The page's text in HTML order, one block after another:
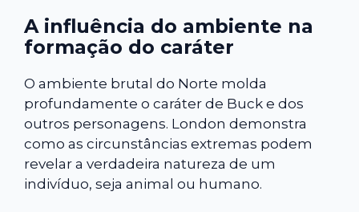
A influência do ambiente na
formação do caráter
O ambiente brutal do Norte molda
profundamente o caráter de Buck e dos
outros personagens. London demonstra
como as circunstâncias extremas podem
revelar a verdadeira natureza de um
indivíduo, seja animal ou humano.